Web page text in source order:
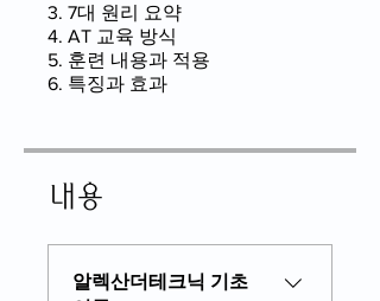
3. 7대 원리 요약
4. AT 교육 방식
5. 훈련 내용과 적용
6. 특징과 효과
내용
알렉산더테크닉 기초